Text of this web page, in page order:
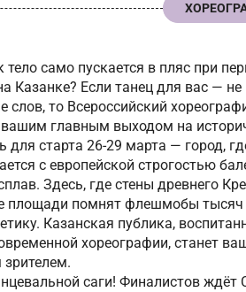
тело само пускается в пляс при
Казанке? Если танец для вас —
то Всероссийский
главным выходом на
старта 26-29 марта — город,
с европейской строгостью
Здесь, где стены древнего
площади помнят флешмобы тысяч
Казанская публика,
хореографии, станет
саги! Финалистов